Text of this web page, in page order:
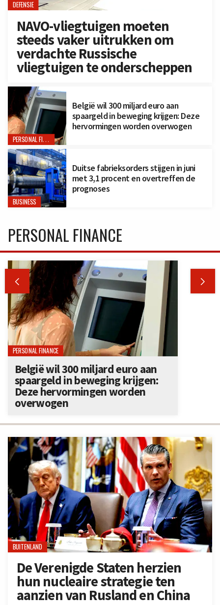
DEFENSIE
NAVO-vliegtuigen moeten
steeds vaker uitrukken om
verdachte Russische
vliegtuigen te onderscheppen
PERSONAL FINANCE
België wil 300 miljard euro aan
spaargeld in beweging krijgen: Deze
hervormingen worden overwogen
BUSINESS
Duitse fabrieksorders stijgen in juni
met 3,1 procent en overtreffen de
prognoses
BUITENLAND
De Verenigde Staten herzien
hun nucleaire strategie ten
aanzien van Rusland en China
PERSONAL FINANCE
 
PERSONAL FINANCE
België wil 300 miljard euro aan
spaargeld in beweging krijgen:
Deze hervormingen worden
overwogen